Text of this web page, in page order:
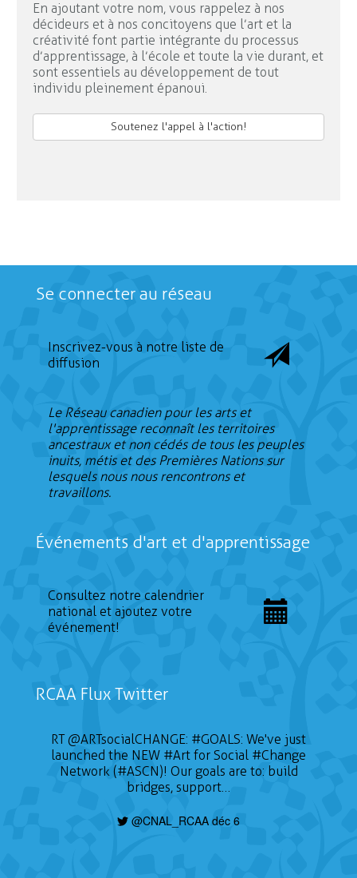
En ajoutant votre nom, vous rappelez à nos
décideurs et à nos concitoyens que l’art et la
créativité font partie intégrante du processus
d’apprentissage, à l’école et toute la vie durant, et
sont essentiels au développement de tout
individu pleinement épanoui.
Soutenez l'appel à l'action!
Se connecter au réseau
Inscrivez-vous à notre liste de
diffusion
Le Réseau canadien pour les arts et
l'apprentissage reconnaît les territoires
ancestraux et non cédés de tous les peuples
inuits, métis et des Premières Nations sur
lesquels nous nous rencontrons et
travaillons.
Événements d'art et d'apprentissage
Consultez notre calendrier
national et ajoutez votre
événement!
RCAA Flux Twitter
RT@ARTsocialCHANGE: #GOALS: We've just
launched the NEW #Art for Social #Change
Network (#ASCN)! Our goals are to: build
bridges, support…
@CNAL_RCAA déc 6